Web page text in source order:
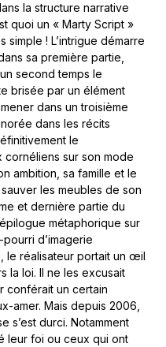
la structure narrative
quoi un « Marty Script »
simple ! L’intrigue démarre
sa première partie,
second temps le
brisée par un élément
dans un troisième
dans les récits
le
sur son mode
ambition, sa famille et le
les meubles de son
et dernière partie du
métaphorique sur
d’imagerie
le réalisateur portait un œil
la loi. Il ne les excusait
conférait un certain
amer. Mais depuis 2006,
s’est durci. Notamment
leur foi ou ceux qui ont